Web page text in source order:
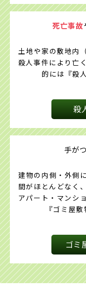
死亡事故
土地や家の敷地内
殺人事件により亡
的には『殺
殺
手が
建物の内側・外側
間がほとんどなく
アパート・マンシ
『ゴミ屋
ゴミ